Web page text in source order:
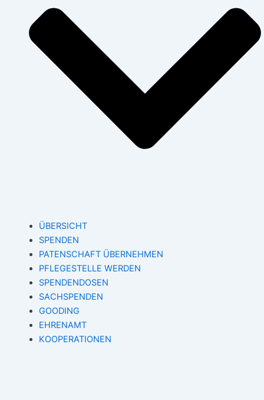
ÜBERSICHT
SPENDEN
PATENSCHAFT ÜBERNEHMEN
PFLEGESTELLE WERDEN
SPENDENDOSEN
SACHSPENDEN
GOODING
EHRENAMT
KOOPERATIONEN